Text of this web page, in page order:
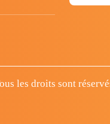
les droits sont